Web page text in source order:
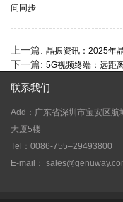
间同步
上一篇: 晶振资讯：2025年
下一篇: 5G视频终端：远距
联系我们
Add：广东省深圳市宝安区航
大厦5楼
Tel：0086-755–29493800
E-mail：